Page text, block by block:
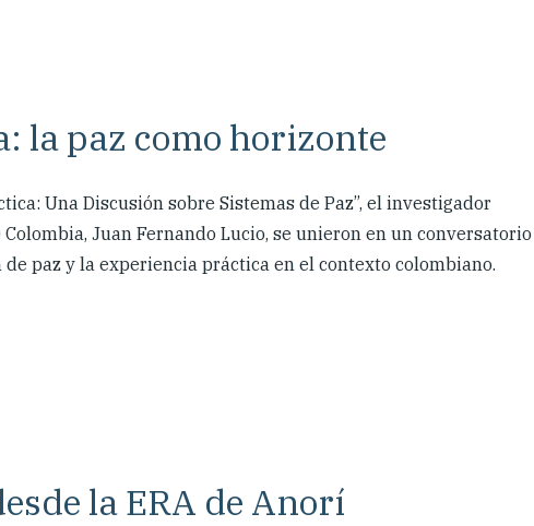
la paz como horizonte
Una Discusión sobre Sistemas de Paz”, el investigador
Juan Fernando Lucio, se unieron en un conversatorio
paz y la experiencia práctica en el contexto colombiano.
la ERA de Anorí